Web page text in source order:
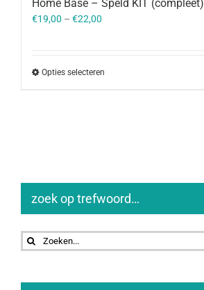
Home Base – Speld KIT (compleet)
€19,00 – €22,00
Opties selecteren
zoek op trefwoord…
Zoeken
naar: